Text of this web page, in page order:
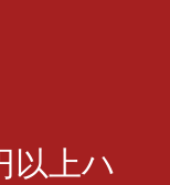
以上ハ